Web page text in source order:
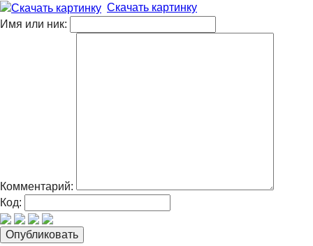
Скачать картинку
Имя или ник:
Комментарий:
Код: